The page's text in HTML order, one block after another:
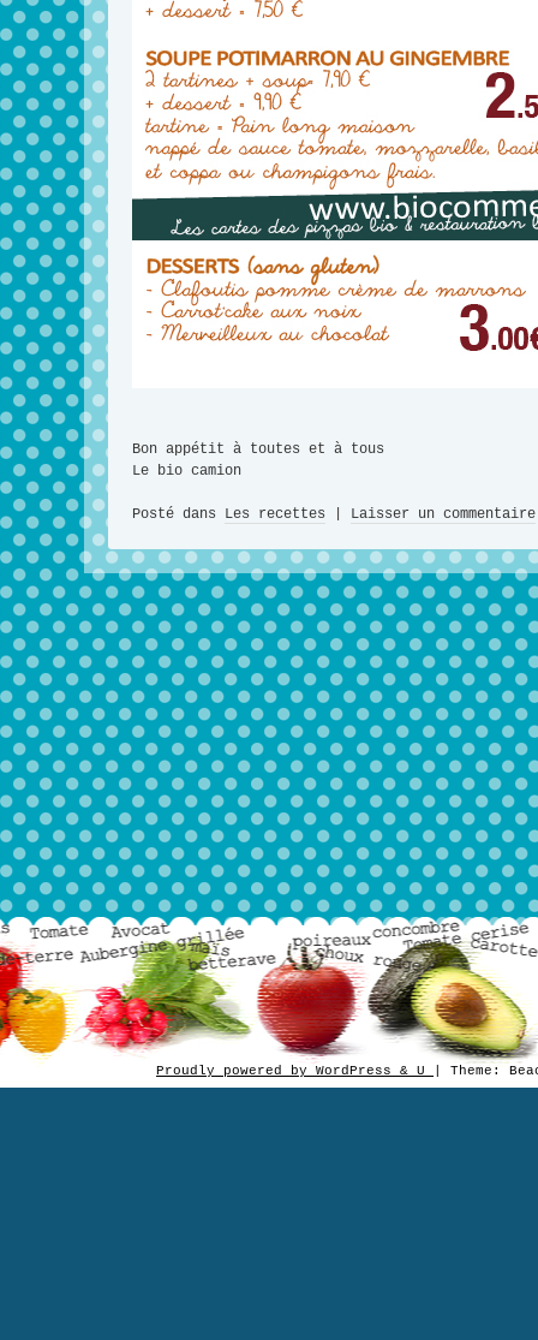
Bon appétit à toutes et à tous
Le bio camion
Posté dans Les recettes Laisser un commentaire
Proudly powered by WordPress & U Theme: